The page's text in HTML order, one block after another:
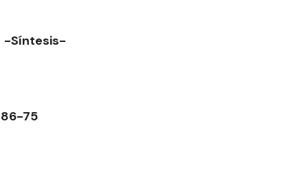
-Síntesis-
86-75